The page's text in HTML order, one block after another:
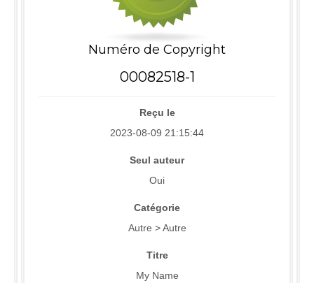
Numéro de Copyright
00082518-1
Reçu le
2023-08-09 21:15:44
Seul auteur
Oui
Catégorie
Autre > Autre
Titre
My Name